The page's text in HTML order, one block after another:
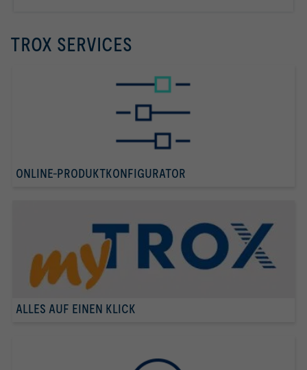
TROX SERVICES
ONLINE-PRODUKTKONFIGURATOR
ALLES AUF EINEN KLICK